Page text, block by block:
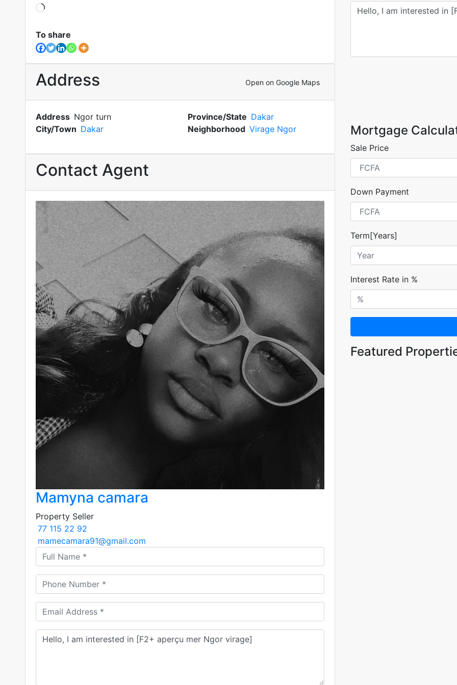
Loading?
To share
Address Open on Google Maps
Address Ngor turn Province/State Dakar
City/Town Dakar Neighborhood Virage Ngor
Contact Agent
Mamyna camara
Property Seller
77 115 22 92
mamecamara91@gmail.com
Mortgage
Sale Price
Down Payment
Term[Years]
Interest Rate in %
Featured